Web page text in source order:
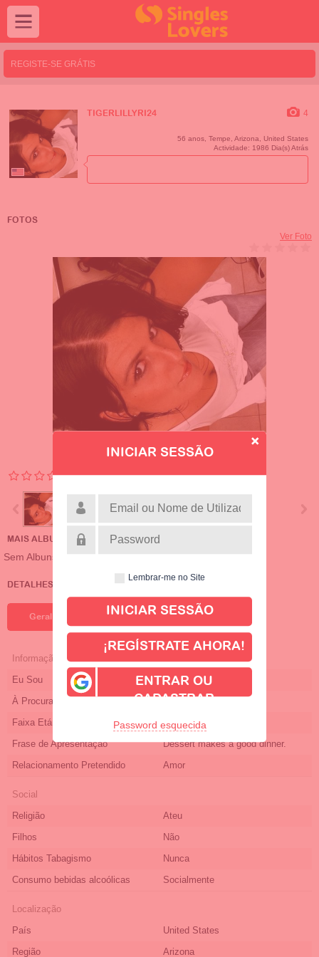
REGISTE-SE GRÁTIS
TIGERLILLYRI24 4
56 anos, Tempe Arizona
United States
Actividade: 1986 Dia(s) Atrás
FOTOS
Ver Foto
MAIS ALBUNS DE PERFIL
Sem Albuns
DETALHES DE TIGERLILLYRI24
Geral Sobre Ele
Informação de Perfil
Eu Sou
Feminino
À Procura De
Faixa Etária de quem procuro
36-40
Frase de Apresentação
Dessert makes a good dinner.
Relacionamento Pretendido
Amor
Social
Religião
Ateu
Filhos
Não
Hábitos Tabagismo
Nunca
Consumo bebidas alcoólicas
Socialmente
Localização
País
United States
Região
Arizona
INICIAR SESSÃO
Lembrar-me no Site
¡REGÍSTRATE AHORA!
ENTRAR OU
CADASTRAR
Password esquecida